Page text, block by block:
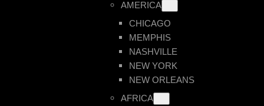
AMERICA
CHICAGO
MEMPHIS
NASHVILLE
NEW YORK
NEW ORLEANS
AFRICA